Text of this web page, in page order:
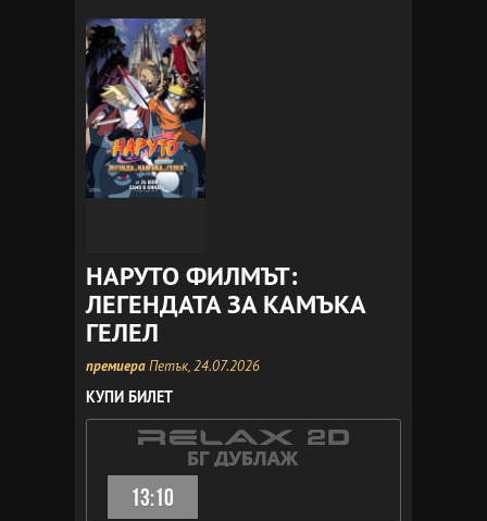
НАРУТО ФИЛМЪТ:
ЛЕГЕНДАТА ЗА КАМЪКА
ГЕЛЕЛ
премиераПетък, 24.07.2026
КУПИ БИЛЕТ
13:10